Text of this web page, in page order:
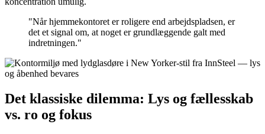
"Når hjemmekontoret er roligere end arbejdspladsen, er
det et signal om, at noget er grundlæggende galt med
indretningen."
Det klassiske dilemma: Lys og fællesskab
vs. ro og fokus